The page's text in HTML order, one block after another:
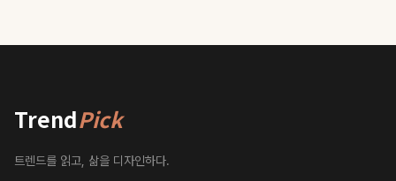
TrendPick
트렌드를 읽고, 삶을 디자인하다.